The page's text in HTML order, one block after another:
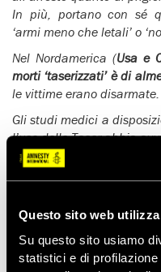
Questo sito web
Su questo sito usiamo
statistici e di
In più, portano con sé
‘armi meno che letali’ o
Nel Nordamerica (Usa e
morti ‘taserizzati’ è di
le vittime erano disarmate.
Gli studi medici a
l’uso delle Taser abbia
con disturbi cardiaci o
erano stati colpiti dalla
termine di una
Altrofattore di
può rilasciarescariche